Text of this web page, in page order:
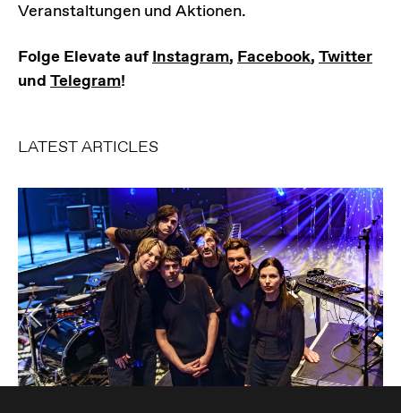
Veranstaltungen und Aktionen.
Folge Elevate aufInstagram, Facebook, Twitter
und Telegram!
LATEST ARTICLES
Previous